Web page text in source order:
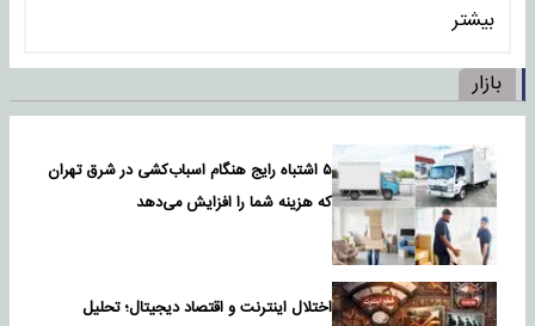
بیشتر
بازار
۵ اشتباه رایج هنگام اسباب‌کشی در شرق تهران
که هزینه شما را افزایش می‌دهد
اختلال اینترنت و اقتصاد دیجیتال؛ تحلیل